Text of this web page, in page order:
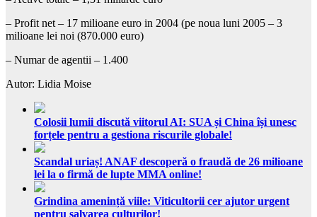
– Profit net – 17 milioane euro in 2004 (pe noua luni 2005 – 3
milioane lei noi (870.000 euro)
– Numar de agentii – 1.400
Autor: Lidia Moise
Colosii lumii discută viitorul AI: SUA și China își unesc
forțele pentru a gestiona riscurile globale!
Scandal uriaș! ANAF descoperă o fraudă de 26 milioane
lei la o firmă de lupte MMA online!
Grindina amenință viile: Viticultorii cer ajutor urgent
pentru salvarea culturilor!